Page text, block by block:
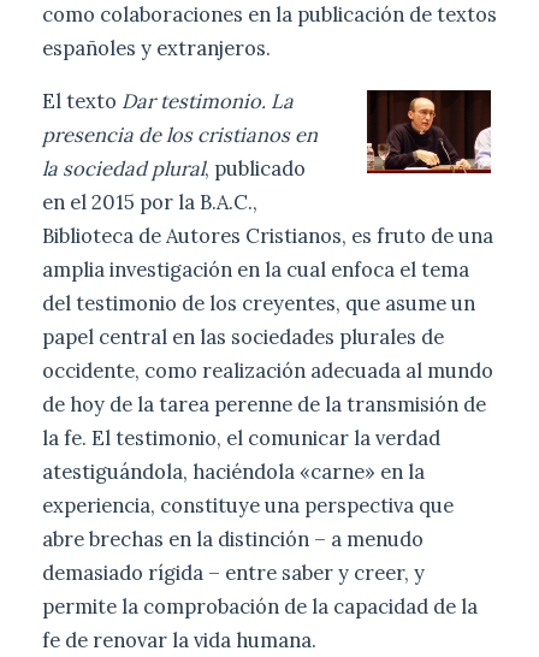
como colaboraciones en la publicación de textos
españoles y extranjeros.
El texto Dar testimonio. La
presencia de los cristianos en
la sociedad plural, publicado
en el 2015 por la B.A.C.,
Biblioteca de Autores Cristianos, es fruto de una
amplia investigación en la cual enfoca el tema
del testimonio de los creyentes, que asume un
papel central en las sociedades plurales de
occidente, como realización adecuada al mundo
de hoy de la tarea perenne de la transmisión de
la fe. El testimonio, el comunicar la verdad
atestiguándola, haciéndola «carne» en la
experiencia, constituye una perspectiva que
abre brechas en la distinción – a menudo
demasiado rígida – entre saber y creer, y
permite la comprobación de la capacidad de la
fe de renovar la vida humana.